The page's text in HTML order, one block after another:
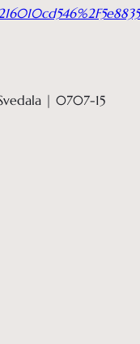
| 0707-15